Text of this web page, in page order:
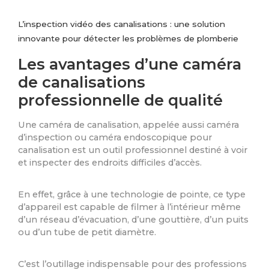
L’inspection vidéo des canalisations : une solution
innovante pour détecter les problèmes de plomberie
Les avantages d’une caméra
de canalisations
professionnelle de qualité
Une caméra de canalisation, appelée aussi caméra
d’inspection ou caméra endoscopique pour
canalisation est un outil professionnel destiné à voir
et inspecter des endroits difficiles d’accès.
En effet, grâce à une technologie de pointe, ce type
d’appareil est capable de filmer à l’intérieur même
d’un réseau d’évacuation, d’une gouttière, d’un puits
ou d’un tube de petit diamètre.
C’est l’outillage indispensable pour des professions